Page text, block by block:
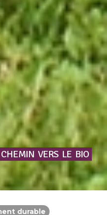
CHEMIN VERS LE BIO
durable